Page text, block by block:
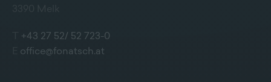
+43 27 52/ 52 723-0
office@fonatsch.at